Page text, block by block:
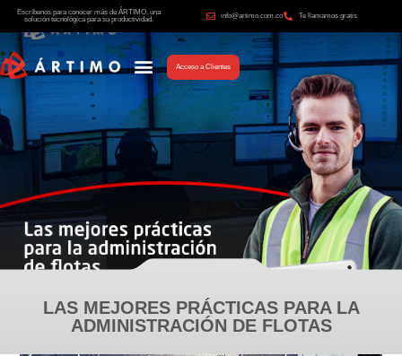
Escríbenos para conocer más de ÁRTIMO, una
solución tecnológica para su productividad.
info@artimo.com.co Te llamamos gratis
Acceso a Clientes
LAS MEJORES PRÁCTICAS PARA LA
ADMINISTRACIÓN DE FLOTAS